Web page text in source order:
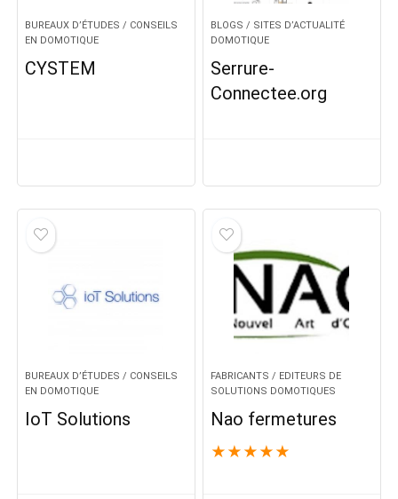
BUREAUX D’ÉTUDES / CONSEILS
EN DOMOTIQUE
CYSTEM
BLOGS / SITES D’ACTUALITÉ
DOMOTIQUE
Serrure-
Connectee.org
BUREAUX D’ÉTUDES / CONSEILS
EN DOMOTIQUE
IoT Solutions
FABRICANTS / EDITEURS DE
SOLUTIONS DOMOTIQUES
Nao fermetures
★ ★ ★ ★ ★